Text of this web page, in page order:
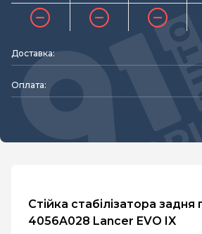
Доставка:
Оплата:
Стійка стабілізатора задня
4056A028 Lancer EVO IX